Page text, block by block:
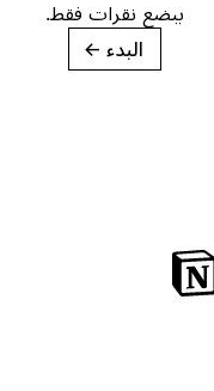
ببضع نقرات فقط.
→